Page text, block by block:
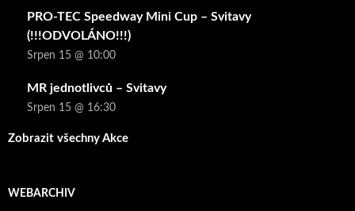
PRO-TEC Speedway Mini Cup – Svitavy
(!!!ODVOLÁNO!!!)
Srpen 15 @ 10:00
MR jednotlivců – Svitavy
Srpen 15 @ 16:30
Zobrazit všechny Akce
WEBARCHIV